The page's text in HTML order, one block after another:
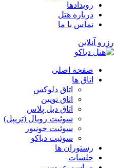
رویدادها
درباره هتل
تماس با ما
رزرو آنلاین
صفحه اصلی
اتاق ها
اتاق دلوکس
اتاق تویین
اتاق دبل پلاس
سوئیت رویال (تریپل)
سوئیت جونیور
سوئیت دیاکو
رستوران ها
جلسات